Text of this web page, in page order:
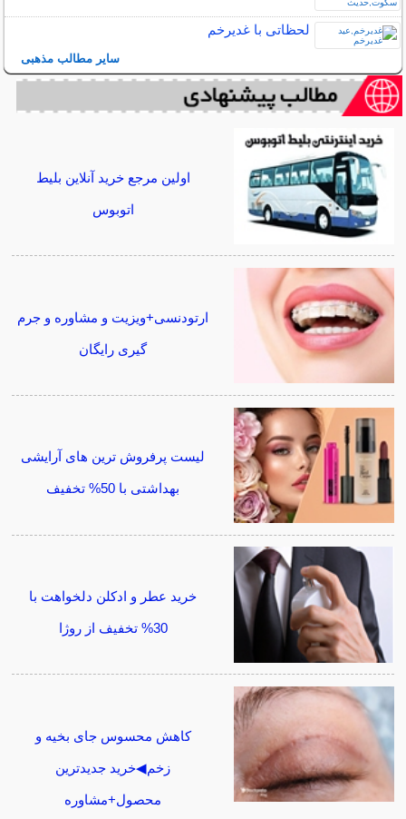
لحظاتی با غدیرخم
سایر مطالب مذهبی
اولین مرجع خرید آنلاین بلیط
اتوبوس
ارتودنسی+ویزیت و مشاوره و جرم
گیری رایگان
لیست پرفروش ترین های آرایشی
بهداشتی با 50% تخفیف
خرید عطر و ادکلن دلخواهت با
30% تخفیف از روژا
کاهش محسوس جای بخیه و
زخم◀خرید جدیدترین
محصول+مشاوره